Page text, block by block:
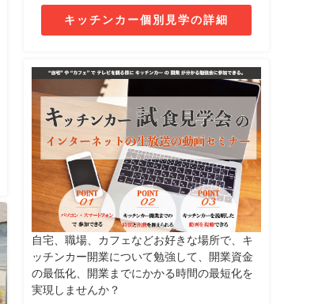
キッチンカー個別見学の詳細
自宅、職場、カフェなどお好きな場所で、キ
ッチンカー開業について勉強して、開業資金
の最低化、開業までにかかる時間の最短化を
実現しませんか？